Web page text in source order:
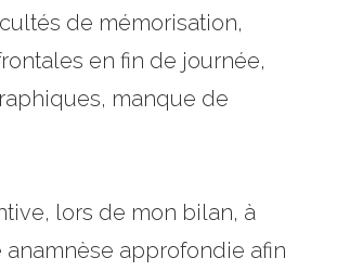
de mémorisation,
en fin de journée,
manque de
lors de mon bilan, à
anamnèse approfondie afin